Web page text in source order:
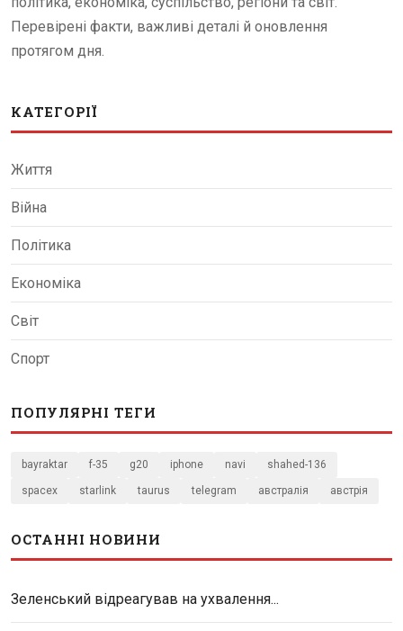
Перевірені факти, важливі деталі й оновлення
протягом дня.
КАТЕГОРІЇ
Життя
Війна
Політика
Економіка
Світ
Спорт
ПОПУЛЯРНІ ТЕГИ
bayraktar f-35 g20 iphone navi shahed-136
spacex starlink taurus telegram австралія австрія
ОСТАННІ НОВИНИ
Зеленський відреагував на ухвалення...